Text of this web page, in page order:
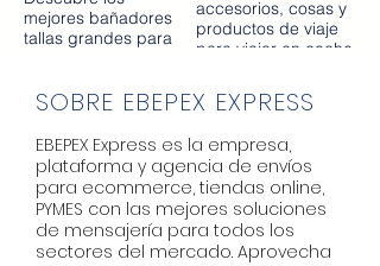
auriculares de muy
alta tecnologia.
mejores bañadores
tallas grandes para
envíos en todo el
rápida.
accesorios, cosas y
productos de viaje
para viajar en coche
mascotas o con
amigos. Encuentra
coche en la tienda
del viajero
con entrega
inmediata en toda
España y el mundo
SOBRE EBEPEX EXPRESS
EBEPEX Express es la empresa,
plataforma y agencia de envíos
para ecommerce, tiendas online,
PYMES con las mejores soluciones
de mensajería para todos los
sectores del mercado. Aprovecha